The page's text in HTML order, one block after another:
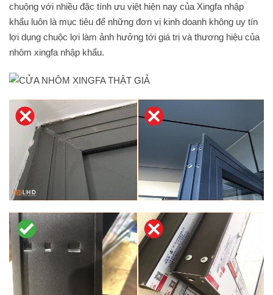
chuộng với nhiều đặc tính ưu việt hiện nay của Xingfa nhập
khẩu luôn là mục tiêu để những đơn vị kinh doanh không uy tín
lợi dụng chuộc lợi làm ảnh hưởng tới giá trị và thương hiệu của
nhôm xingfa nhập khẩu.